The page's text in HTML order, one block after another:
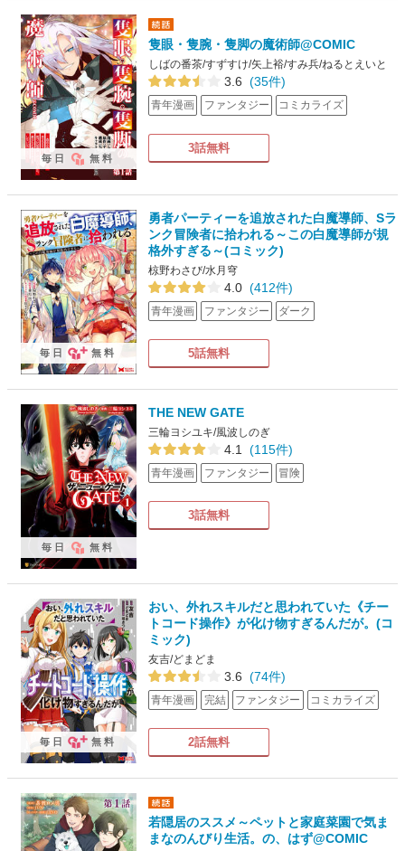
隻眼・隻腕・隻脚の魔術師@COMIC
しばの番茶/すずすけ/矢上裕/すみ兵/ねるとえいと
3.6 (35件)
青年漫画 ファンタジー コミカライズ
3話無料
毎日 無料
勇者パーティーを追放された白魔導師、Sラ
ンク冒険者に拾われる～この白魔導師が規
格外すぎる～(コミック)
椋野わさび/水月穹
4.0 (412件)
青年漫画 ファンタジー ダーク
5話無料
毎日 無料
THE NEW GATE
三輪ヨシユキ/風波しのぎ
4.1 (115件)
青年漫画 ファンタジー 冒険
3話無料
毎日 無料
おい、外れスキルだと思われていた《チー
トコード操作》が化け物すぎるんだが。(コ
ミック)
友吉/どまどま
3.6 (74件)
青年漫画 完結 ファンタジー コミカライズ
2話無料
毎日 無料
若隠居のススメ～ペットと家庭菜園で気ま
まなのんびり生活。の、はず@COMIC